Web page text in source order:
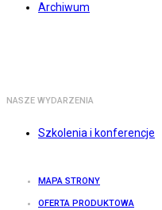
Archiwum
NASZE WYDARZENIA
Szkolenia i konferencje
MAPA STRONY
OFERTA PRODUKTOWA